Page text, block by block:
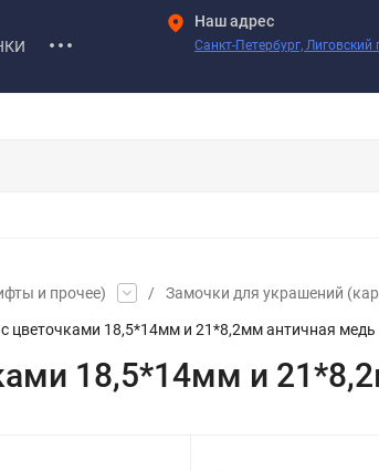
Наш адрес
Санкт-Петербург,
и прочее) / Замочки для украшений
с цветочками 18,5*14мм и 21*8,2мм античная медь
18,5*14мм и